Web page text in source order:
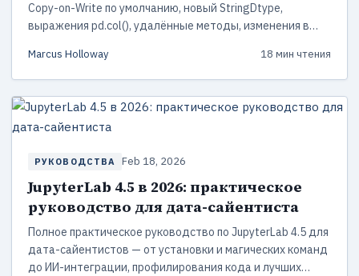
Copy-on-Write по умолчанию, новый StringDtype,
выражения pd.col(), удалённые методы, изменения в
кода.
Marcus Holloway 18 мин чтения
РУКОВОДСТВА Feb 18, 2026
JupyterLab 4.5 в 2026: практическое
руководство для дата-сайентиста
Полное практическое руководство по JupyterLab 4.5 для
дата-сайентистов — от установки и магических команд
до ИИ-интеграции, профилирования кода и лучших